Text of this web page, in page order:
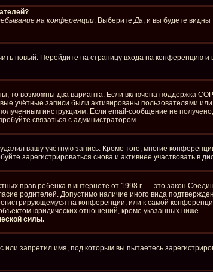
на конференции. ВыберитеДа, и вы будете
новый. Перейдите на страницу входа на конференцию и
то возможны два варианта. Если включена поддержка
учётные записи были активированы пользователями
инструкциям. Если email-сообщение не
связаться с администратором.
вашу учётную запись. Кроме того, многие
зарегистрироваться снова и активнее участвовать в
прав ребёнка в интернете от 1998 г. — это закон
родителей. Допустимо наличие иного вида
на конференции, или к самой
юридических отношений, кроме указанных ниже.
силы.
запретил имя, под которым вы пытаетесь